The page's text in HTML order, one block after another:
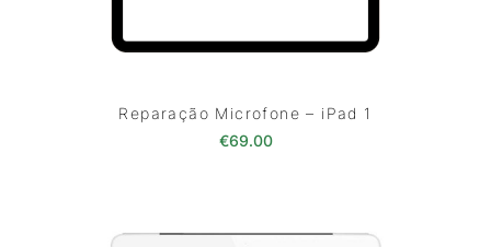
Reparação Microfone – iPad 1
€69.00